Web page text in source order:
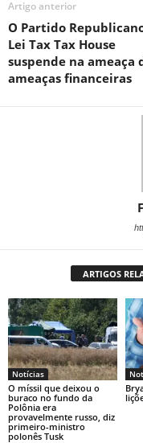
Artigo anterior
O Partido
Lei Tax Tax House
suspende na ameaça
ameaças financeiras
ARTIGOS
Notícias
O míssil que deixou o
buraco no fundo da
Polônia era
provavelmente russo, diz
primeiro-ministro
polonês Tusk